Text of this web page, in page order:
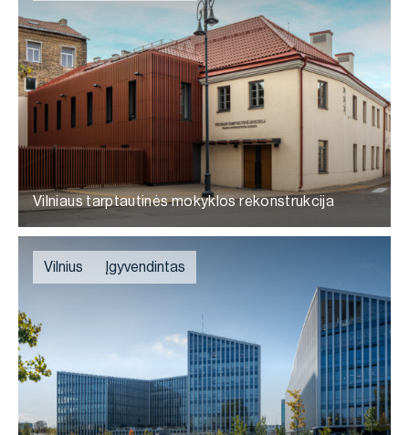
Vilniaus tarptautinės mokyklos rekonstrukcija
Vilnius Įgyvendintas